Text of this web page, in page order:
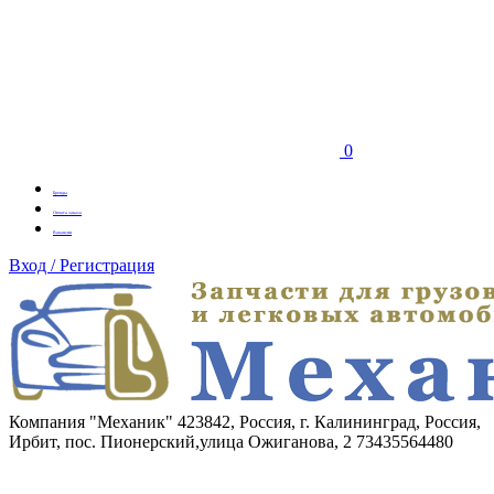
0
Бренды
Оплата заказа
Вакансии
Вход / Регистрация
Компания "Механик" 423842, Россия, г. Калининград, Россия,
Ирбит, пос. Пионерский,улица Ожиганова, 2 73435564480